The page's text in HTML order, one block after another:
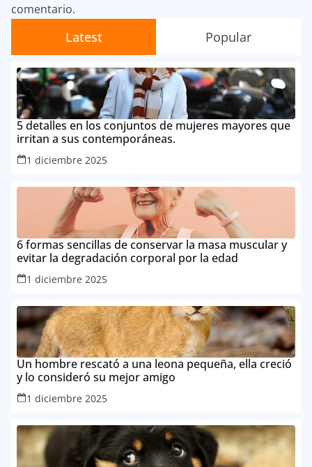
comentario.
Latest Popular
5 detalles en los conjuntos de mujeres mayores que
irritan a sus contemporáneas.
1 diciembre 2025
6 formas sencillas de conservar la masa muscular y
evitar la degradación corporal por la edad
1 diciembre 2025
Un hombre rescató a una leona pequeña, ella creció
y lo consideró su mejor amigo
1 diciembre 2025